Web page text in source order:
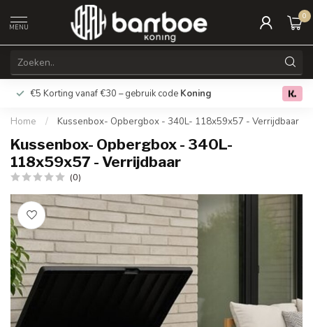
MENU
0
€5 Korting vanaf €30 – gebruik code Koning Gratis
Home / Kussenbox- Opbergbox - 340L- 118x59x57 - Verrijdbaar
Kussenbox- Opbergbox - 340L-
118x59x57 - Verrijdbaar
(0)